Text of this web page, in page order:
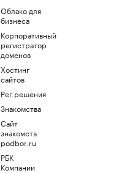
Облако для
бизнеса
Корпоративный
регистратор
доменов
Хостинг
сайтов
Рег.решения
Знакомства
Сайт
знакомств
podbor.ru
РБК
Компании